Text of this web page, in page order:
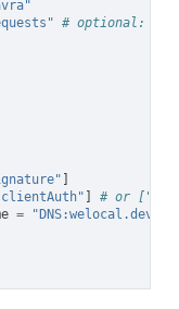
# optional:
]
]
# or
=